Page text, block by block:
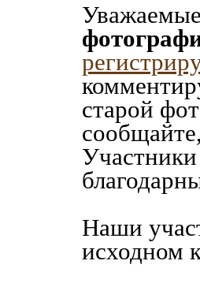
старой
Наши
исходном